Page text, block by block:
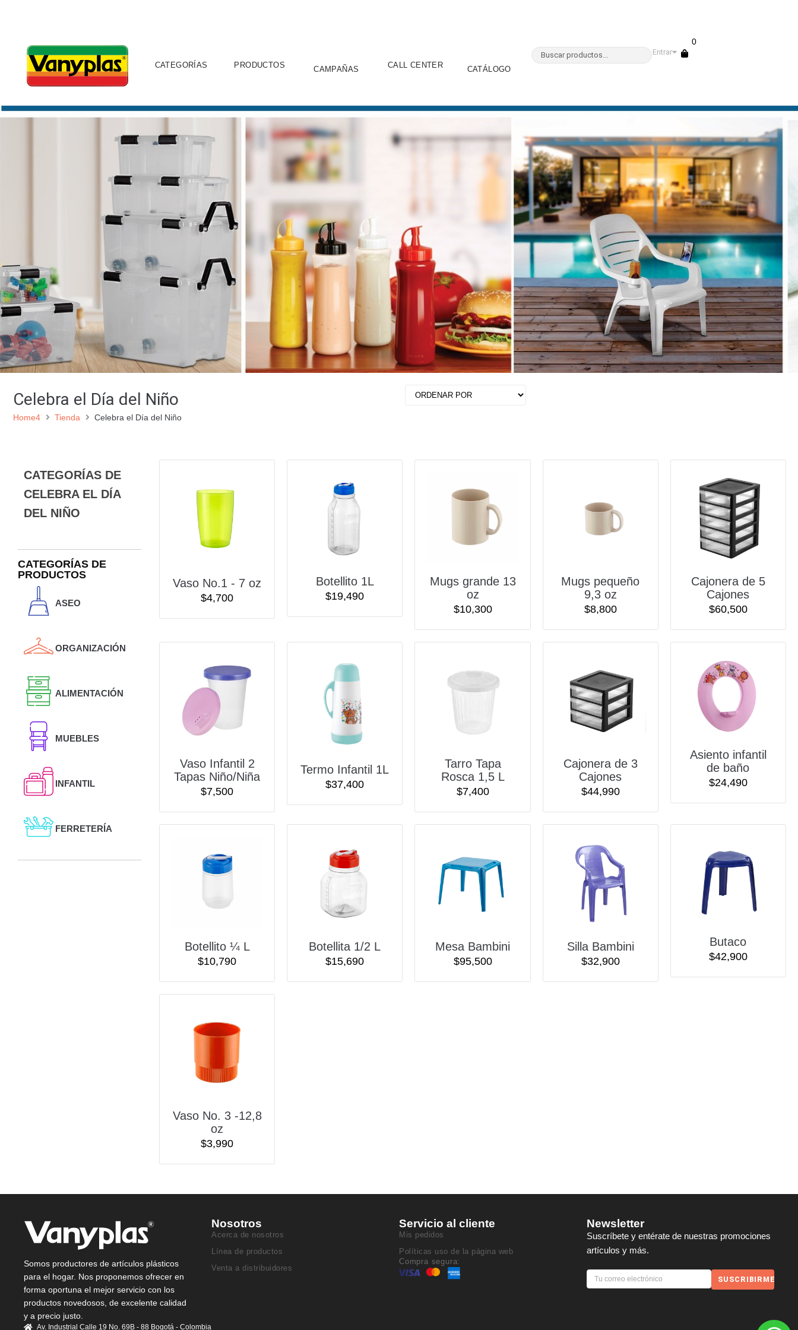
CATEGORÍAS PRODUCTOS CAMPAÑAS CALL CENTER CATÁLOGO
Entrar
0
Celebra el Día del Niño
Home4 Tienda Celebra el Día del Niño
CATEGORÍAS DE
CELEBRA EL DÍA
DEL NIÑO
CATEGORÍAS DE
PRODUCTOS
ASEO
ORGANIZACIÓN
ALIMENTACIÓN
MUEBLES
INFANTIL
FERRETERÍA
Vaso No.1 - 7 oz
$4,700
Botellito 1L
$19,490
Mugs grande 13
oz
$10,300
Mugs pequeño
9,3 oz
$8,800
Cajonera de 5
Cajones
$60,500
Vaso Infantil 2
Tapas Niño/Niña
$7,500
Termo Infantil 1L
$37,400
Tarro Tapa
Rosca 1,5 L
$7,400
Cajonera de 3
Cajones
$44,990
Asiento infantil
de baño
$24,490
Botellito ¼ L
$10,790
Botellita 1/2 L
$15,690
Mesa Bambini
$95,500
Silla Bambini
$32,900
Butaco
$42,900
Vaso No. 3 -12,8
oz
$3,990
Somos productores de artículos plásticos
para el hogar. Nos proponemos ofrecer en
forma oportuna el mejor servicio con los
productos novedosos, de excelente calidad
y a precio justo.
Av. Industrial Calle 19 No. 69B - 88 Bogotá - Colombia
Nosotros
Acerca de nosotros
Línea de productos
Venta a distribuidores
Servicio al cliente
Mis pedidos
Políticas uso de la página web
Compra segura:
Newsletter
Suscríbete y entérate de nuestras promociones
artículos y más.
SUSCRIBIRME